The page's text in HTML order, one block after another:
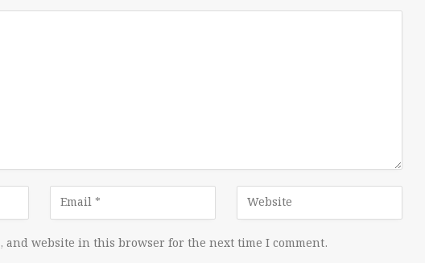
and website in this browser for the next time I comment.